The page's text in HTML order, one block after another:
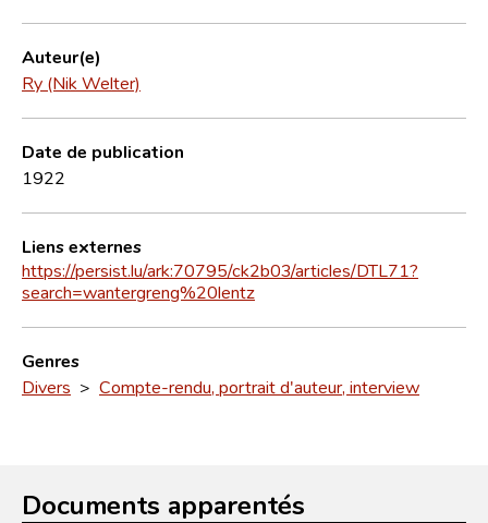
Auteur(e)
Ry (Nik Welter)
Date de publication
1922
Liens externes
https://persist.lu/ark:70795/ck2b03/articles/DTL71?
search=wantergreng%20lentz
Genres
Divers > Compte-rendu, portrait d'auteur, interview
Documents apparentés